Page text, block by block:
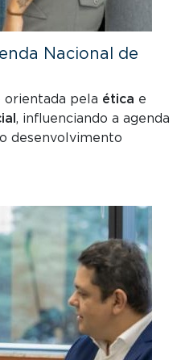
Nacional de
orientada pela ética e
, influenciando a agenda
desenvolvimento